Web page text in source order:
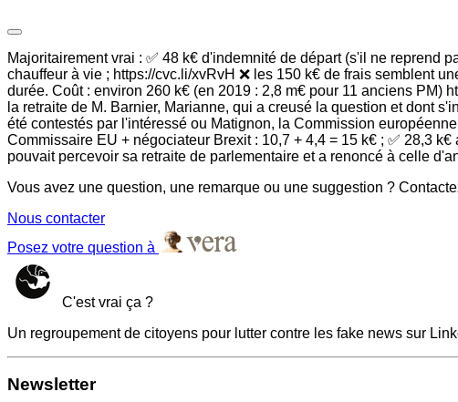
Majoritairement vrai : ✅ 48 k€ d'indemnité de départ (s'il ne reprend
chauffeur à vie ; https://cvc.li/xvRvH ❌ les 150 k€ de frais semblent
durée. Coût : environ 260 k€ (en 2019 : 2,8 m€ pour 11 anciens PM)
la retraite de M. Barnier, Marianne, qui a creusé la question et dont
été contestés par l'intéressé ou Matignon, la Commission
Commissaire EU + négociateur Brexit : 10,7 + 4,4 = 15 k€ ; ✅ 28,3
pouvait percevoir sa retraite de parlementaire et a renoncé à celle
Vous avez une question, une remarque ou une suggestion ?
Nous contacter
Posez votre question à
C'est vrai ça ?
Un regroupement de citoyens pour lutter contre les fake news sur
Newsletter